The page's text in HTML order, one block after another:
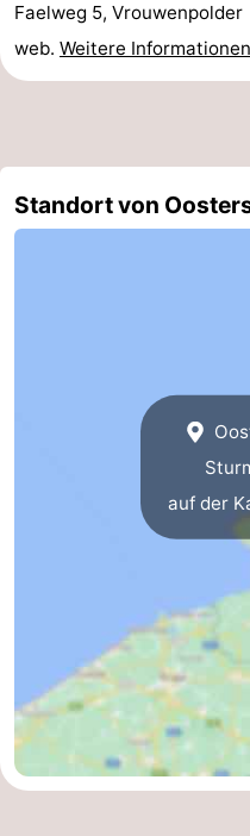
Faelweg 5, Vrouwenpolder
web. Weitere Informationen
Standort von
auf der